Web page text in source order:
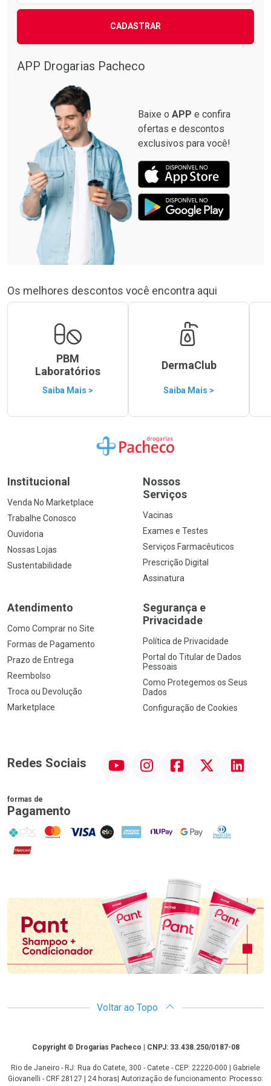
CADASTRAR
APP Drogarias Pacheco
Baixe o APP e confira
ofertas e descontos
exclusivos para você!
Os melhores descontos você encontra aqui
PBM
Laboratórios
Saiba Mais >
DermaClub
Saiba Mais >
Ir para a Home
Institucional
Venda No Marketplace
Trabalhe Conosco
Ouvidoria
Nossas Lojas
Sustentabilidade
Nossos
Serviços
Vacinas
Exames e Testes
Serviços Farmacêuticos
Prescrição Digital
Assinatura
Atendimento
Como Comprar no Site
Formas de Pagamento
Prazo de Entrega
Reembolso
Troca ou Devolução
Marketplace
Segurança e
Privacidade
Política de Privacidade
Portal do Titular de Dados
Pessoais
Como Protegemos os Seus
Dados
Configuração de Cookies
Redes Sociais InstagramFacebook Linkedin
formas de
Pagamento
PIX MasterCard
VISA ELO AMEX NuPay Google PayDiners Club
Hipercard
Promoção em Destaque
Voltar ao Topo
CopyrightCopyright © Drogarias Pacheco | CNPJ: 33.438.250/0187-08
Rio de Janeiro - RJ: Rua do Catete, 300 - Catete - CEP: 22220-000 | Gabriele
Giovanelli - CRF 28127 | 24 horas| Autorização de funcionamento: Processo: